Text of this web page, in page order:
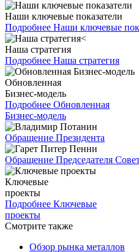
Наши ключевые показатели
Подробнее Наши ключевые
Наша стратегия
Подробнее Наша стратегия
Обновленная
Бизнес-модель
Подробнее Обновленная
Бизнес-модель
Обращение Президента
Обращение Председателя
Ключевые
проекты
Подробнее Ключевые
проекты
Смотрите также
Обзор рынка металлов